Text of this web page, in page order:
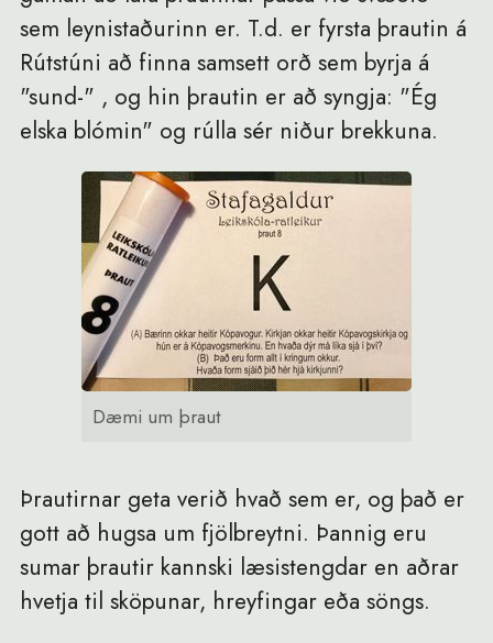
sem leynistaðurinn er. T.d. er fyrsta þrautin á
Rútstúni að finna samsett orð sem byrja á
"sund-" , og hin þrautin er að syngja: "Ég
elska blómin" og rúlla sér niður brekkuna.
Dæmi um þraut
Þrautirnar geta verið hvað sem er, og það er
gott að hugsa um fjölbreytni. Þannig eru
sumar þrautir kannski læsistengdar en aðrar
hvetja til sköpunar, hreyfingar eða söngs.